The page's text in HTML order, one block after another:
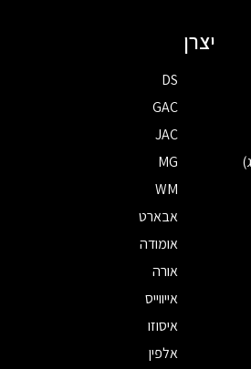
יצרן
DS
GAC
JAC
MG
WM
אבארט
אומודה
אורה
אייווייס
איסוזו
אלפין